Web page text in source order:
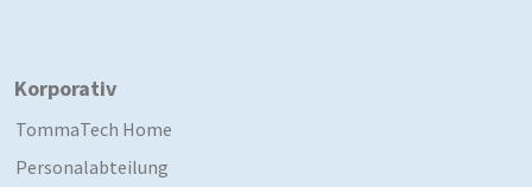
Korporativ
TommaTech Home
Personalabteilung